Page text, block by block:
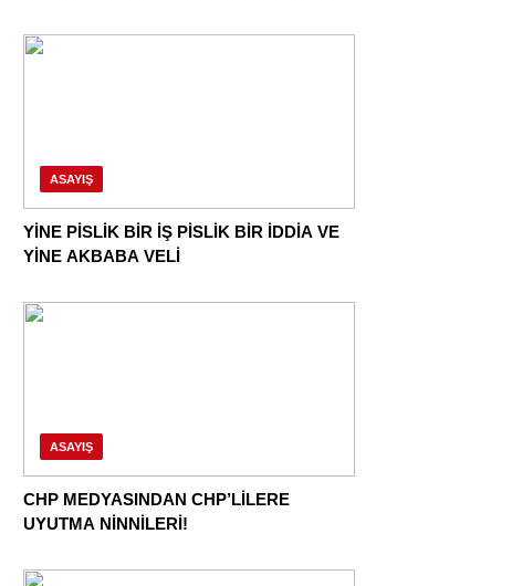
SAVRULDU!
ASAYIŞ
YİNE PİSLİK BİR İŞ PİSLİK BİR İDDİA VE
YİNE AKBABA VELİ
ASAYIŞ
CHP MEDYASINDAN CHP’LİLERE
UYUTMA NİNNİLERİ!